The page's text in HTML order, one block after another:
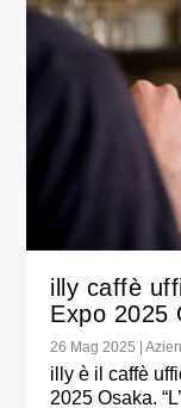
illy caffè
Expo 2025
26 Mag 2025 |
illy è il caffè
2025 Osaka.